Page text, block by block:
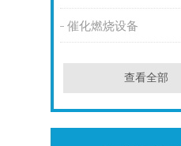
催化燃烧设备
查看全部